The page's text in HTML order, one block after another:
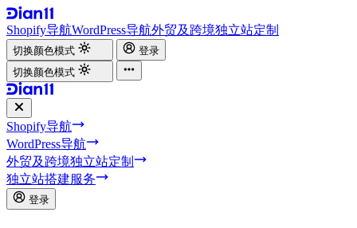
Shopify导航WordPress导航外贸及跨境独立站定制
切换颜色模式
登录
切换颜色模式
Shopify导航
WordPress导航
外贸及跨境独立站定制
独立站搭建服务
登录